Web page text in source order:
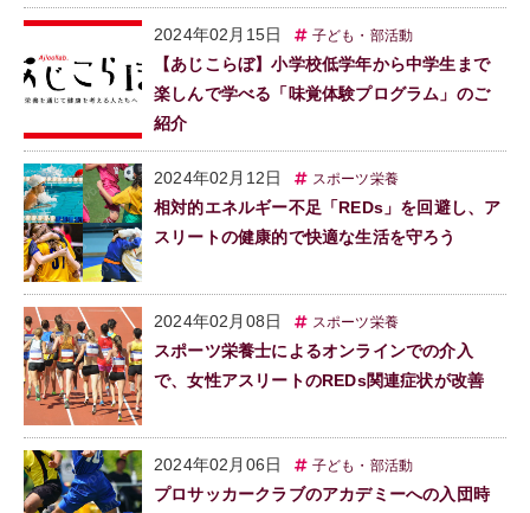
2024年02月15日 子ども・部活動
【あじこらぼ】小学校低学年から中学生まで
楽しんで学べる「味覚体験プログラム」のご
紹介
2024年02月12日 スポーツ栄養
相対的エネルギー不足「REDs」を回避し、ア
スリートの健康的で快適な生活を守ろう
2024年02月08日 スポーツ栄養
スポーツ栄養士によるオンラインでの介入
で、女性アスリートのREDs関連症状が改善
2024年02月06日 子ども・部活動
プロサッカークラブのアカデミーへの入団時